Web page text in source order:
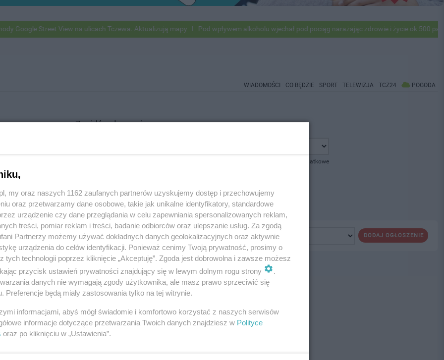
Google Street View na ulicach Tczewa. Aktualizują mapy Pod wpływem alkoholu wjechał pod pociąg narażając zdrowie i życie ok 500
WIADOMOŚCI CO BĘDZIE SPORT TELEWIZJA TCZ24 POGODA
Znajdź ogłoszenie
pokaż opcje dodatkowe
DODAJ OGŁOSZENIE
ogłoszenie nie istnieje lub nie jest jeszcze aktywne!
my oraz naszych 1162 zaufanych partnerów uzyskujemy dostęp i przechowujemy
oraz przetwarzamy dane osobowe, takie jak unikalne identyfikatory, standardowe
urządzenie czy dane przeglądania w celu zapewniania spersonalizowanych reklam,
treści, pomiar reklam i treści, badanie odbiorców oraz ulepszanie usług. Za zgodą
Partnerzy możemy używać dokładnych danych geolokalizacyjnych oraz aktywnie
urządzenia do celów identyfikacji. Ponieważ cenimy Twoją prywatność, prosimy o
tych technologii poprzez kliknięcie „Akceptuję”. Zgoda jest dobrowolna i zawsze możesz
przycisk ustawień prywatności znajdujący się w lewym dolnym rogu strony
danych nie wymagają zgody użytkownika, ale masz prawo sprzeciwić się
Preferencje będą miały zastosowania tylko na tej witrynie.
informacjami, abyś mógł świadomie i komfortowo korzystać z naszych serwisów
informacje dotyczące przetwarzania Twoich danych znajdziesz w Polityce
oraz po kliknięciu w „Ustawienia”.